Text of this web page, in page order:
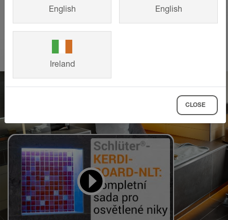
Videa pro učení
a napodobování
English English
Ireland
CLOSE